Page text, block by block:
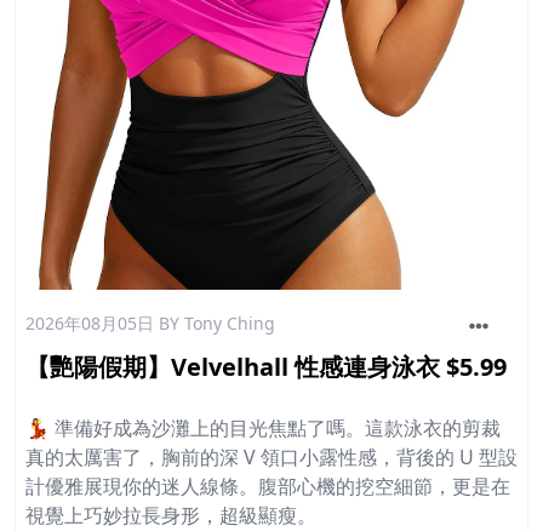
2026年08月05日 BY Tony Ching
【艷陽假期】Velvelhall 性感連身泳衣 $5.99
💃 準備好成為沙灘上的目光焦點了嗎。這款泳衣的剪裁
真的太厲害了，胸前的深 V 領口小露性感，背後的 U 型設
計優雅展現你的迷人線條。腹部心機的挖空細節，更是在
視覺上巧妙拉長身形，超級顯瘦。